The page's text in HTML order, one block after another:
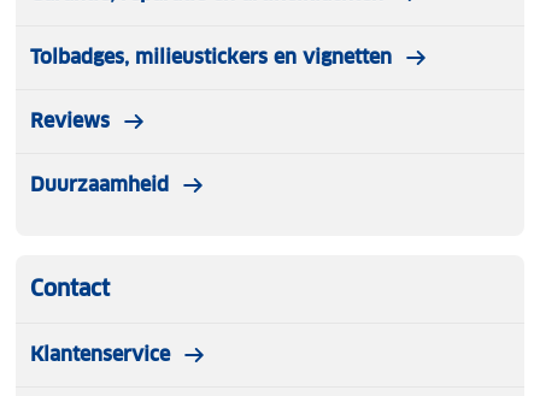
Tolbadges, milieustickers en vignetten
Reviews
Duurzaamheid
Contact
Klantenservice